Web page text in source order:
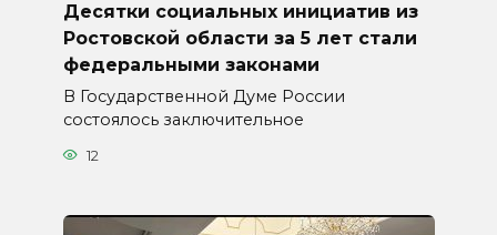
Десятки социальных инициатив из
Ростовской области за 5 лет стали
федеральными законами
В Государственной Думе России
состоялось заключительное
12